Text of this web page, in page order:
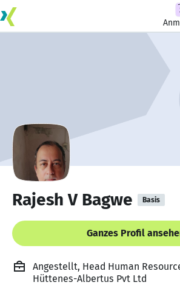
Rajesh V Bagwe Basis
Ganzes Profil
Angestellt, Head Human
Hüttenes-Albertus Pvt Ltd